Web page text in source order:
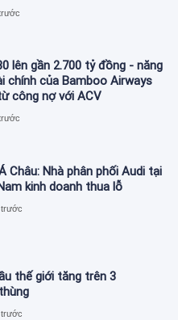
lên gần 2.700 tỷ đồng - năng
chính của Bamboo Airways
công nợ với ACV
Châu: Nhà phân phối Audi tại
kinh doanh thua lỗ
trước
thế giới tăng trên 3
trước